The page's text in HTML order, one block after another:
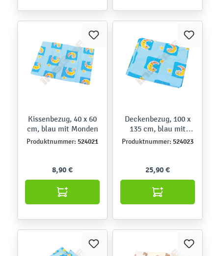
Kissenbezug, 40 x 60
cm, blau mit Monden
Produktnummer: 524021
8,90 €
Deckenbezug, 100 x
135 cm, blau mit
Monden
Produktnummer: 524023
25,90 €